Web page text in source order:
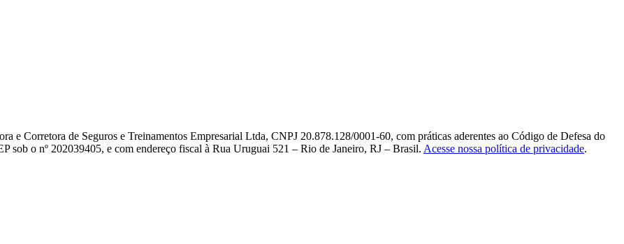
e Corretora de Seguros e Treinamentos Empresarial Ltda, CNPJ 20.878.128/0001-60, com práticas aderentes ao Código de Defesa do
sob o nº 202039405, e com endereço fiscal à Rua Uruguai 521 – Rio de Janeiro, RJ – Brasil. Acesse nossa política de privacidade.